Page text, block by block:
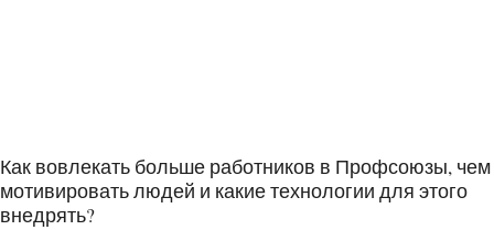
Как вовлекать больше работников в Профсоюзы, чем
мотивировать людей и какие технологии для этого
внедрять?